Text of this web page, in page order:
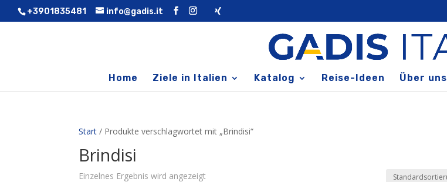
+3901835481 info@gadis.it
Home Ziele in Italien Katalog Reise-Ideen Über uns
Start / Produkte verschlagwortet mit „Brindisi“
Brindisi
Einzelnes Ergebnis wird angezeigt